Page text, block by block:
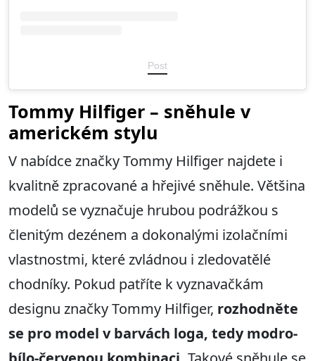
Post
Tommy Hilfiger – sněhule v
americkém stylu
V nabídce značky Tommy Hilfiger najdete i
kvalitně zpracované a hřejivé sněhule. Většina
modelů se vyznačuje hrubou podrážkou s
členitým dezénem a dokonalými izolačními
vlastnostmi, které zvládnou i zledovatělé
chodníky. Pokud patříte k vyznavačkám
designu značky Tommy Hilfiger, rozhodněte
se pro model v barvách loga, tedy modro-